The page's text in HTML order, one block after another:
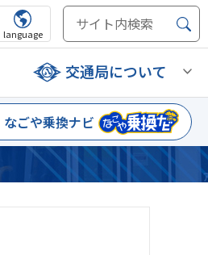
language
交通局について
なごや乗換ナビ